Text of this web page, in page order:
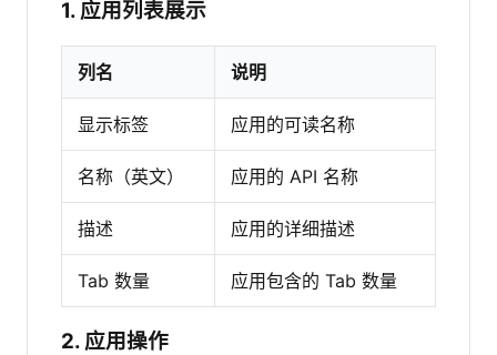
1. 应用列表展示
列名 说明
显示标签 应用的可读名称
名称（英文） 应用的 API 名称
描述 应用的详细描述
Tab 数量 应用包含的 Tab 数量
2. 应用操作